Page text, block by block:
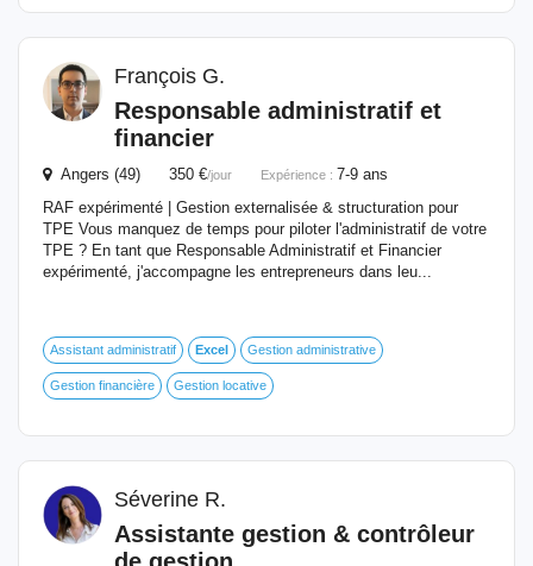
François G.
Responsable administratif et
financier
Angers (49) 350 €/jour Expérience : 7-9 ans
RAF expérimenté | Gestion externalisée & structuration pour
TPE Vous manquez de temps pour piloter l'administratif de votre
TPE ? En tant que Responsable Administratif et Financier
expérimenté, j'accompagne les entrepreneurs dans leu...
Assistant administratif Excel Gestion administrative
Gestion financière Gestion locative
Séverine R.
Assistante gestion & contrôleur